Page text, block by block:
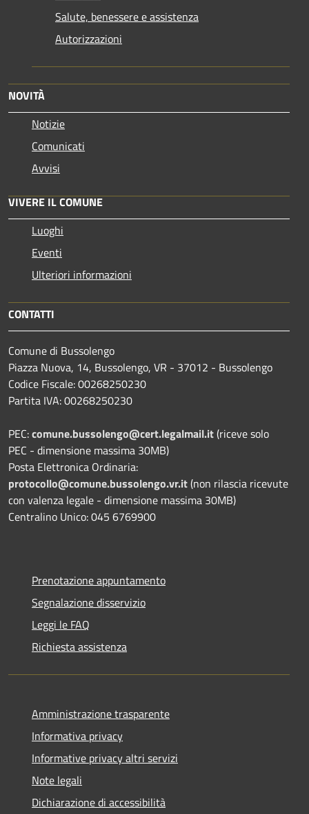
Salute, benessere e assistenza
Autorizzazioni
NOVITÀ
Notizie
Comunicati
Avvisi
VIVERE IL COMUNE
Luoghi
Eventi
Ulteriori informazioni
CONTATTI
Comune di Bussolengo
Piazza Nuova, 14, Bussolengo, VR - 37012 - Bussolengo
Codice Fiscale: 00268250230
Partita IVA: 00268250230
PEC:comune.bussolengo@cert.legalmail.it(riceve solo
PEC - dimensione massima 30MB)
Posta Elettronica Ordinaria:
protocollo@comune.bussolengo.vr.it(non rilascia ricevute
con valenza legale - dimensione massima 30MB)
Centralino Unico: 045 6769900
Prenotazione appuntamento
Segnalazione disservizio
Leggi le FAQ
Richiesta assistenza
Amministrazione trasparente
Informativa privacy
Informative privacy altri servizi
Note legali
Dichiarazione di accessibilità